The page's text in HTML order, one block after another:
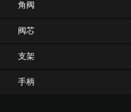
角阀
阀芯
支架
手柄